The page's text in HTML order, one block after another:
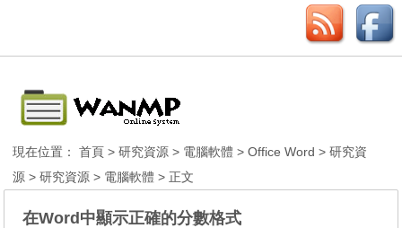
現在位置：首頁 >研究資源 > 電腦軟體 >Office Word >研究資
源 >研究資源 > 電腦軟體 > 正文
在Word中顯示正確的分數格式